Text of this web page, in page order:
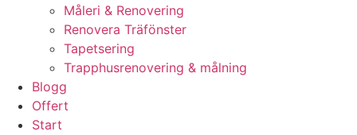
Måleri & Renovering
Renovera Träfönster
Tapetsering
Trapphusrenovering & målning
Blogg
Offert
Start